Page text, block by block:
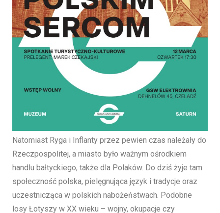
Natomiast Ryga i Inflanty przez pewien czas należały do
Rzeczpospolitej, a miasto było ważnym ośrodkiem
handlu bałtyckiego, także dla Polaków. Do dziś żyje tam
społeczność polska, pielęgnująca język i tradycje oraz
uczestnicząca w polskich nabożeństwach. Podobne
losy Łotyszy w XX wieku – wojny, okupacje czy